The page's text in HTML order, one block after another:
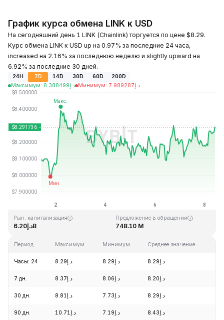
График курса обмена LINK к USD
На сегодняшний день 1 LINK (Chainlink) торгуется по цене $8.29.
Курс обмена LINK к USD up на 0.97% за последние 24 часа,
increased на 2.16% за последнюю неделю и slightly upward на
6.92% за последние 30 дней.
24H 7D 14D 30D 60D
200D
Максимум: د.إ8.388499 Минимум: د.إ7.989287
Последнее обновление: 10:00 GMT+0 2026-08-08
Исторический максимум
Рын. капитализация
د.إ6.20B
Предложение в обращении
748.10 M
Период Максимум Минимум Среднее значение
Часы: 24 د.إ8.29 د.إ8.29 د.إ8.29
7 дн. د.إ8.37 د.إ8.06 د.إ8.20
30 дн. د.إ8.81 د.إ7.73 د.إ8.29
90 дн. د.إ10.71 د.إ7.19 د.إ8.43